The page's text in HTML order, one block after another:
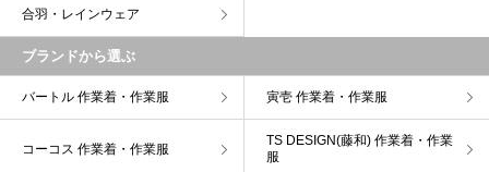
合羽・レインウェア
ブランドから選ぶ
バートル 作業着・作業服 寅壱 作業着・作業服
コーコス 作業着・作業服
TS DESIGN(藤和) 作業着・作業
服